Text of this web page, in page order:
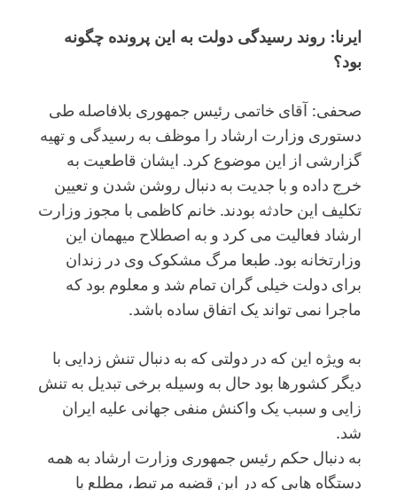
ایرنا: روند رسیدگی دولت به این پرونده چگونه
بود؟
صحفی: آقای خاتمی رئیس جمهوری بلافاصله طی
دستوری وزارت ارشاد را موظف به رسیدگی و تهیه
گزارشی از این موضوع کرد. ایشان قاطعیت به
خرج داده و با جدیت به دنبال روشن شدن و تعیین
تکلیف این حادثه بودند. خانم کاظمی با مجوز وزارت
ارشاد فعالیت می کرد و به اصطلاح میهمان این
وزارتخانه بود. طبعا مرگ مشکوک وی در زندان
برای دولت خیلی گران تمام شد و معلوم بود که
ماجرا نمی تواند یک اتفاق ساده باشد.
به ویژه این که در دولتی که به دنبال تنش زدایی با
دیگر کشورها بود حال به وسیله برخی تبدیل به تنش
زایی و سبب یک واکنش منفی جهانی علیه ایران
شد.
به دنبال حکم رئیس جمهوری وزارت ارشاد به همه
دستگاه هایی که در این قضیه مرتبط، مطلع یا